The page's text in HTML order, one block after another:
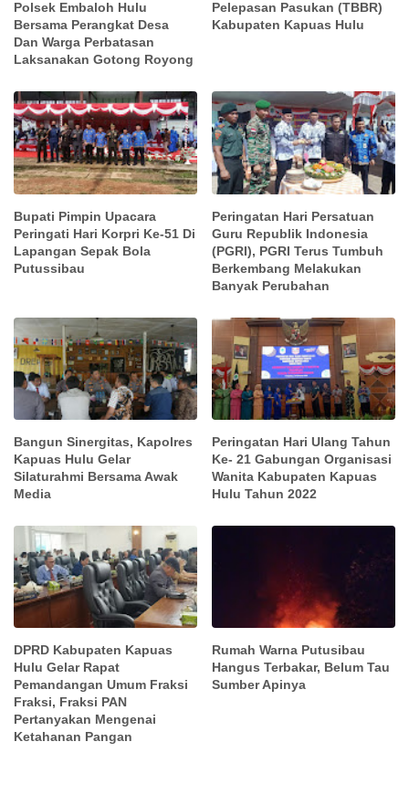
Polsek Embaloh Hulu
Bersama Perangkat Desa
Dan Warga Perbatasan
Laksanakan Gotong Royong
Pelepasan Pasukan (TBBR)
Kabupaten Kapuas Hulu
Bupati Pimpin Upacara
Peringati Hari Korpri Ke-51 Di
Lapangan Sepak Bola
Putussibau
Peringatan Hari Persatuan
Guru Republik Indonesia
(PGRI), PGRI Terus Tumbuh
Berkembang Melakukan
Banyak Perubahan
Bangun Sinergitas, Kapolres
Kapuas Hulu Gelar
Silaturahmi Bersama Awak
Media
Peringatan Hari Ulang Tahun
Ke- 21 Gabungan Organisasi
Wanita Kabupaten Kapuas
Hulu Tahun 2022
DPRD Kabupaten Kapuas
Hulu Gelar Rapat
Pemandangan Umum Fraksi
Fraksi, Fraksi PAN
Pertanyakan Mengenai
Ketahanan Pangan
Rumah Warna Putusibau
Hangus Terbakar, Belum Tau
Sumber Apinya